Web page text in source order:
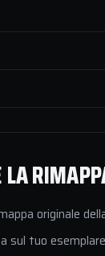
LA
originale
sul tuo